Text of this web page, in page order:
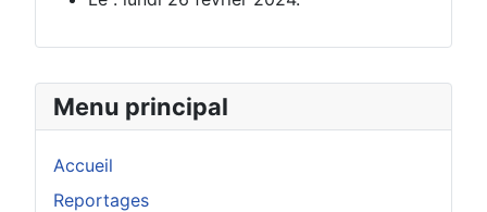
Menu principal
Accueil
Reportages